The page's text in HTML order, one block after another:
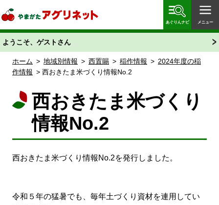
「あぐりん」
あぐりんナビ メニュー
ようこそ、ゲストさん
ホーム > 地域別情報 > 西置賜 > 稲作情報 > 2024年度の稲
作情報 > 西おきたま米づくり情報No.2
西おきたま米づくり
情報No.2
西おきたま米づくり情報No.2を発行しました。
令和５年の猛暑でも、毎年土づくり資材を連用してい